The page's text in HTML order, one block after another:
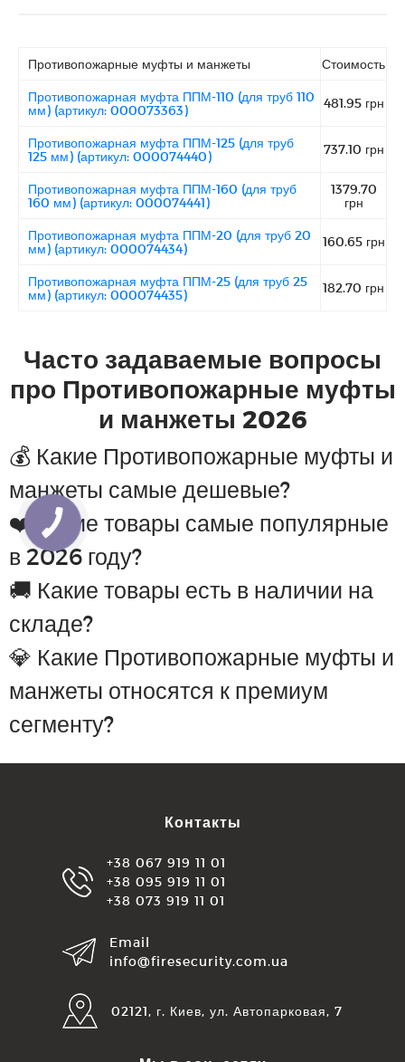
Противопожарные муфты и манжеты Стоимость
Противопожарная муфта ППМ-110 (для труб 110
мм) (артикул: 000073363)
481.95 грн
Противопожарная муфта ППМ-125 (для труб
125 мм) (артикул: 000074440)
737.10 грн
Противопожарная муфта ППМ-160 (для труб
160 мм) (артикул: 000074441)
1379.70
грн
Противопожарная муфта ППМ-20 (для труб 20
мм) (артикул: 000074434)
160.65 грн
Противопожарная муфта ППМ-25 (для труб 25
мм) (артикул: 000074435)
182.70 грн
Часто задаваемые вопросы
про Противопожарные муфты
и манжеты 2026
💰 Какие Противопожарные муфты и
манжеты самые дешевые?
❤️ Какие товары самые популярные
в 2026 году?
🚚 Какие товары есть в наличии на
складе?
💎 Какие Противопожарные муфты и
манжеты относятся к премиум
сегменту?
Контакты
+38 067 919 11 01
+38 095 919 11 01
+38 073 919 11 01
Email
info@firesecurity.com.ua
02121, г. Киев, ул. Автопарковая, 7